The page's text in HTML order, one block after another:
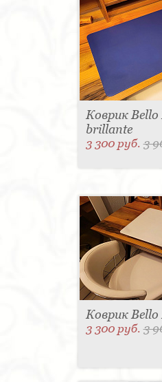
Коврик
brillante
3 300 руб.3
Коврик
3 300 руб.3